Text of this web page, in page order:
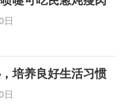
恶心、呕吐、呃逆、
要穴，能调理一身之
卒哕，灸膻中”，对
，亦可取膻中穴进行
降浊。
日
培养良好生活习惯
日